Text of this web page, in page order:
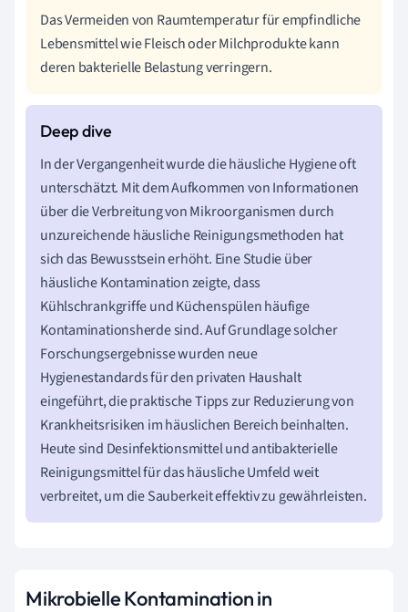
Das Vermeiden von Raumtemperatur für empfindliche
Lebensmittel wie Fleisch oder Milchprodukte kann
deren bakterielle Belastung verringern.
In der Vergangenheit wurde die häusliche Hygiene oft
unterschätzt. Mit dem Aufkommen von Informationen
über die Verbreitung von Mikroorganismen durch
unzureichende häusliche Reinigungsmethoden hat
sich das Bewusstsein erhöht. Eine Studie über
häusliche Kontamination zeigte, dass
Kühlschrankgriffe und Küchenspülen häufige
Kontaminationsherde sind. Auf Grundlage solcher
Forschungsergebnisse wurden neue
Hygienestandards für den privaten Haushalt
eingeführt, die praktische Tipps zur Reduzierung von
Krankheitsrisiken im häuslichen Bereich beinhalten.
Heute sind Desinfektionsmittel und antibakterielle
Reinigungsmittel für das häusliche Umfeld weit
verbreitet, um die Sauberkeit effektiv zu gewährleisten.
Mikrobielle Kontamination in